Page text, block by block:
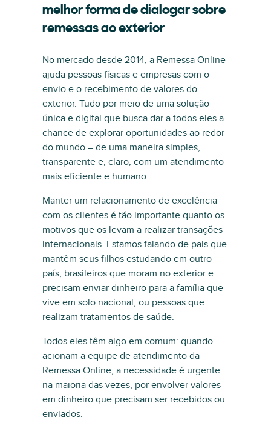
melhor forma de dialogar sobre
remessas ao exterior
No mercado desde 2014, a Remessa Online
ajuda pessoas físicas e empresas com o
envio e o recebimento de valores do
exterior. Tudo por meio de uma solução
única e digital que busca dar a todos eles a
chance de explorar oportunidades ao redor
do mundo – de uma maneira simples,
transparente e, claro, com um atendimento
mais eficiente e humano.
Manter um relacionamento de excelência
com os clientes é tão importante quanto os
motivos que os levam a realizar transações
internacionais. Estamos falando de pais que
mantêm seus filhos estudando em outro
país, brasileiros que moram no exterior e
precisam enviar dinheiro para a família que
vive em solo nacional, ou pessoas que
realizam tratamentos de saúde.
Todos eles têm algo em comum: quando
acionam a equipe de atendimento da
Remessa Online, a necessidade é urgente
na maioria das vezes, por envolver valores
em dinheiro que precisam ser recebidos ou
enviados.